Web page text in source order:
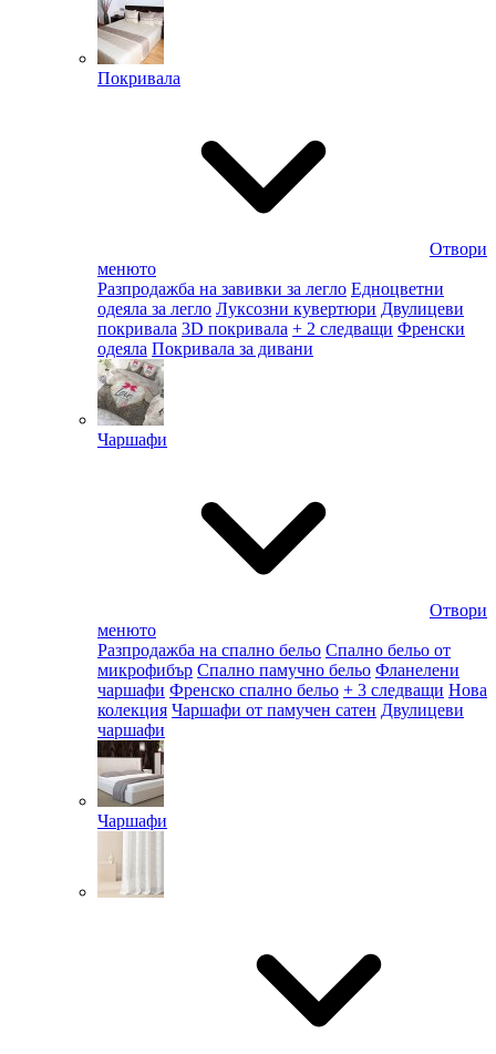
Покривала
Отвори
менюто
Разпродажба на завивки за легло Едноцветни
одеяла за легло Луксозни кувертюри Двулицеви
покривала 3D покривала + 2 следващи Френски
одеяла Покривала за дивани
Чаршафи
Отвори
менюто
Разпродажба на спално бельо Спално бельо от
микрофибър Спално памучно бельо Фланелени
чаршафи Френско спално бельо + 3 следващи Нова
колекция Чаршафи от памучен сатен Двулицеви
чаршафи
Чаршафи